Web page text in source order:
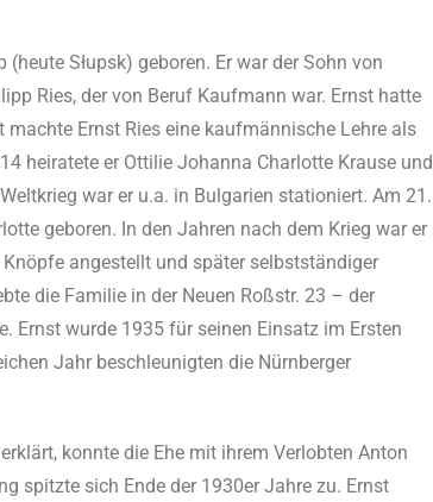
Słupsk) geboren. Er war der Sohn von
Ries, der von Beruf Kaufmann war. Ernst hatte
machte Ernst Ries eine kaufmännische Lehre als
heiratete er Ottilie Johanna Charlotte Krause und
war er u.a. in Bulgarien stationiert. Am 21.
geboren. In den Jahren nach dem Krieg war er
angestellt und später selbstständiger
die Familie in der Neuen Roßstr. 23 – der
Ernst wurde 1935 für seinen Einsatz im Ersten
Jahr beschleunigten die Nürnberger
konnte die Ehe mit ihrem Verlobten Anton
spitzte sich Ende der 1930er Jahre zu. Ernst